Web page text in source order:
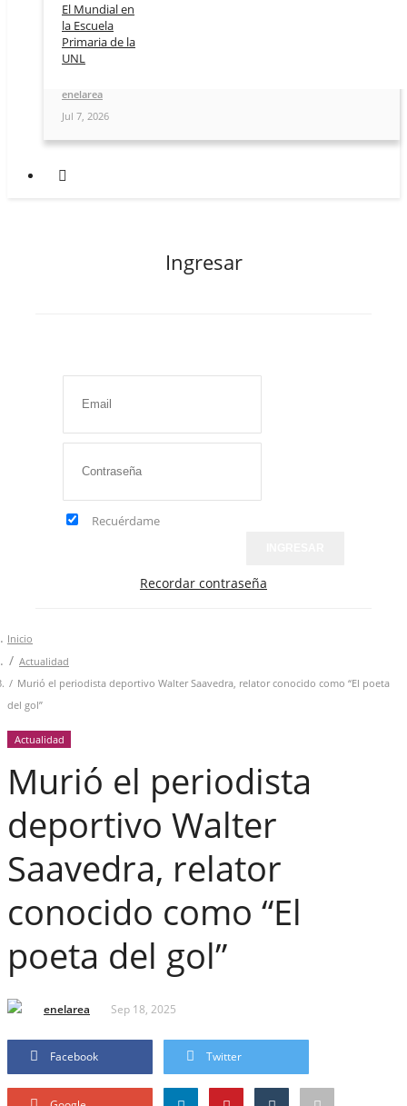
El Mundial en
la Escuela
Primaria de la
UNL
enelarea
Jul 7, 2026
Ingresar
Recuérdame
Recordar contraseña
Inicio
Actualidad
Murió el periodista deportivo Walter Saavedra, relator conocido como “El poeta
del gol”
Actualidad
Murió el periodista
deportivo Walter
Saavedra, relator
conocido como “El
poeta del gol”
enelarea Sep 18, 2025
Facebook Twitter